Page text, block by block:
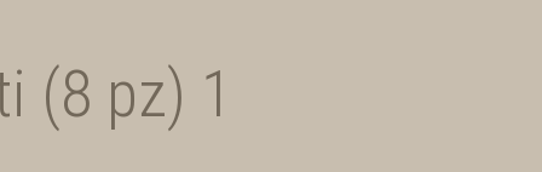
(8 pz) 1